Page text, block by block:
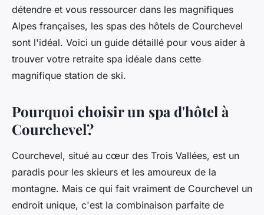
détendre et vous ressourcer dans les magnifiques
Alpes françaises, les spas des hôtels de Courchevel
sont l'idéal. Voici un guide détaillé pour vous aider à
trouver votre retraite spa idéale dans cette
magnifique station de ski.
Pourquoi choisir un spa d'hôtel à
Courchevel?
Courchevel, situé au cœur des Trois Vallées, est un
paradis pour les skieurs et les amoureux de la
montagne. Mais ce qui fait vraiment de Courchevel un
endroit unique, c'est la combinaison parfaite de